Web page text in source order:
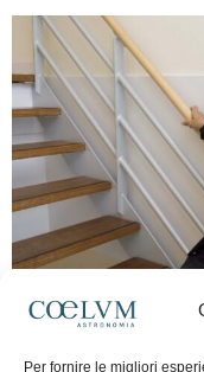
Per fornire le migliori
Frida Paolella - 16 Giugno
spaziale europea e della